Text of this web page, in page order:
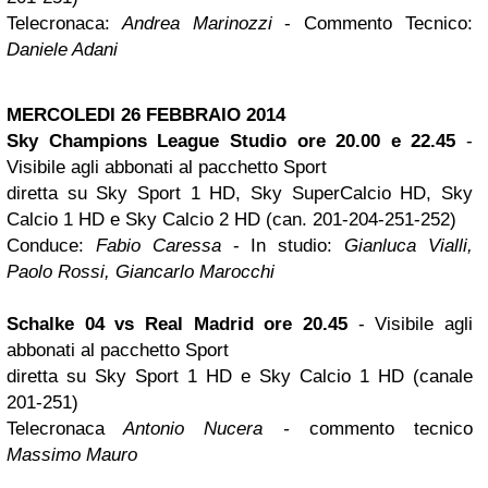
Telecronaca: Andrea Marinozzi- Commento Tecnico:
Daniele Adani
MERCOLEDI 26 FEBBRAIO 2014
Sky Champions League Studio ore 20.00 e 22.45 -
Visibile agli abbonati al pacchetto Sport
diretta su Sky Sport 1 HD, Sky SuperCalcio HD, Sky
Calcio 1 HD e Sky Calcio 2 HD (can. 201-204-251-252)
Conduce: Fabio Caressa- In studio:Gianluca Vialli,
Paolo Rossi, Giancarlo Marocchi
Schalke 04 vs Real Madrid ore 20.45 - Visibile agli
abbonati al pacchetto Sport
diretta su Sky Sport 1 HD e Sky Calcio 1 HD (canale
201-251)
TelecronacaAntonio Nucera -commento tecnico
Massimo Mauro